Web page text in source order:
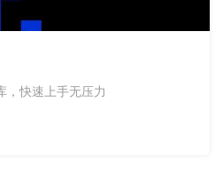
，快速上手无压力